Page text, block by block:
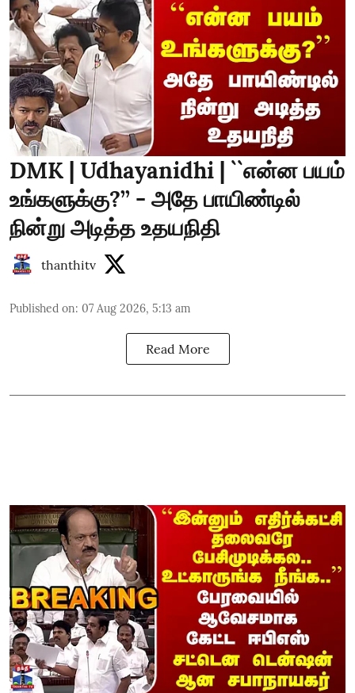
DMK | Udhayanidhi | ``என்ன பயம்
உங்களுக்கு?’’ - அதே பாயிண்டில்
நின்று அடித்த உதயநிதி
thanthitv
Published on: 07 Aug 2026, 5:13 am
Read More